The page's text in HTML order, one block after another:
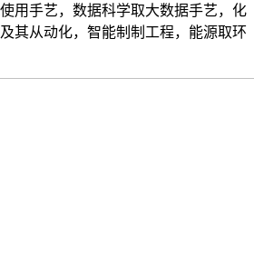
用手艺，数据科学取大数据手艺，化
其从动化，智能制制工程，能源取环